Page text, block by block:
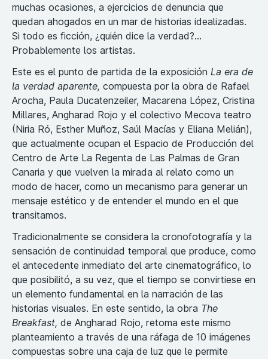
muchas ocasiones, a ejercicios de denuncia que
quedan ahogados en un mar de historias idealizadas.
Si todo es ficción, ¿quién dice la verdad?…
Probablemente los artistas.
Este es el punto de partida de la exposición La era de
la verdad aparente, compuesta por la obra de Rafael
Arocha, Paula Ducatenzeiler, Macarena López, Cristina
Millares, Angharad Rojo y el colectivo Mecova teatro
(Niria Ró, Esther Muñoz, Saúl Macías y Eliana Melián),
que actualmente ocupan el Espacio de Producción del
Centro de Arte La Regenta de Las Palmas de Gran
Canaria y que vuelven la mirada al relato como un
modo de hacer, como un mecanismo para generar un
mensaje estético y de entender el mundo en el que
transitamos.
Tradicionalmente se considera la cronofotografía y la
sensación de continuidad temporal que produce, como
el antecedente inmediato del arte cinematográfico, lo
que posibilitó, a su vez, que el tiempo se convirtiese en
un elemento fundamental en la narración de las
historias visuales. En este sentido, la obra The
Breakfast, de Angharad Rojo, retoma este mismo
planteamiento a través de una ráfaga de 10 imágenes
compuestas sobre una caja de luz que le permite